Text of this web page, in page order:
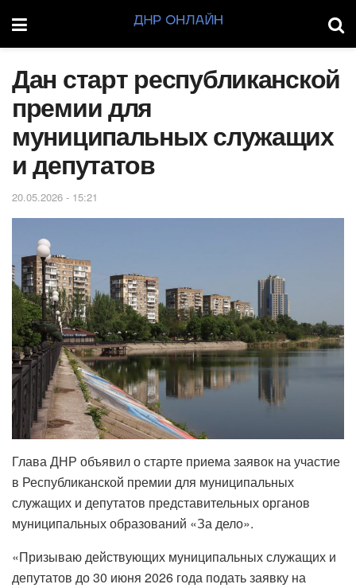
Дан старт республиканской
премии для
муниципальных служащих
и депутатов
20.05.2026 - 15:21
Глава ДНР объявил о старте приема заявок на участие
в Республиканской премии для муниципальных
служащих и депутатов представительных органов
муниципальных образований «За дело».
«Призываю действующих муниципальных служащих и
депутатов до 30 июня 2026 года подать заявку на